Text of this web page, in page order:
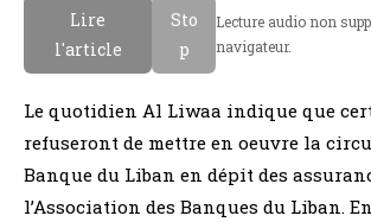
Lire
l'article
Sto
p
Lecture audio non
navigateur.
Le quotidien Al Liwaa indique que
refuseront de mettre en oeuvre la
Banque du Liban en dépit des
l’Association des Banques du Liban.